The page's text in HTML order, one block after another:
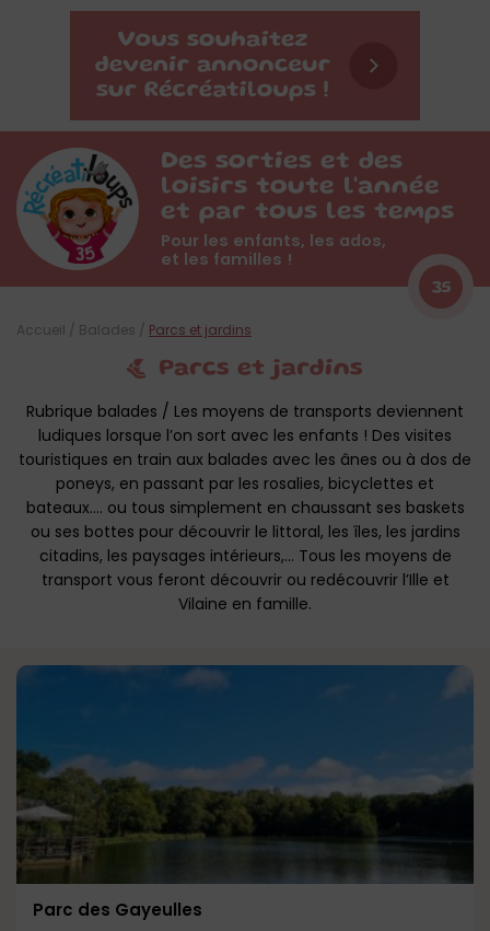
Des sorties et des
loisirs toute l'année
et par tous les temps
Pour les enfants, les ados,
et les familles !
35
Parcs et jardins
Rubrique balades / Les moyens de transports deviennent
ludiques lorsque l’on sort avec les enfants ! Des visites
touristiques en train aux balades avec les ânes ou à dos de
poneys, en passant par les rosalies, bicyclettes et
bateaux…. ou tous simplement en chaussant ses baskets
ou ses bottes pour découvrir le littoral, les îles, les jardins
citadins, les paysages intérieurs,… Tous les moyens de
transport vous feront découvrir ou redécouvrir l’Ille et
Vilaine en famille.
Accueil / Balades / Parcs et jardins
Parc des Gayeulles